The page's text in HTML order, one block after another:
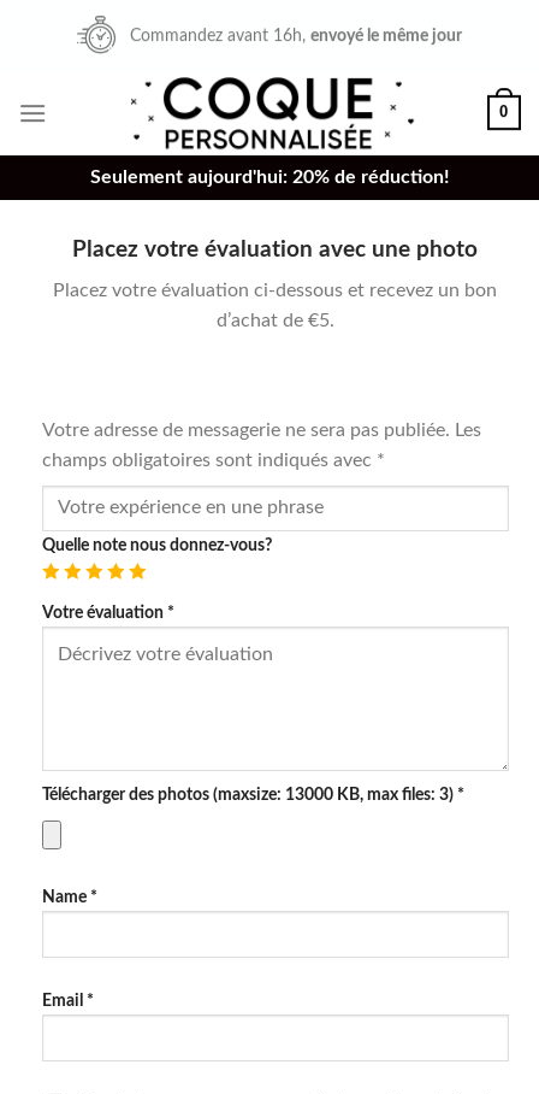
Exceptionnel aujourd'hui:20% de réduction!
0
Seulement aujourd'hui: 20% de réduction!
Placez votre évaluation avec une photo
Placez votre évaluation ci-dessous et recevez un bon
d’achat de €5.
Votre adresse de messagerie ne sera pas publiée. Les
champs obligatoires sont indiqués avec *
Quelle note nous donnez-vous?
Votre évaluation *
Télécharger des photos (maxsize: 13000 KB, max files: 3) *
Name *
Email *